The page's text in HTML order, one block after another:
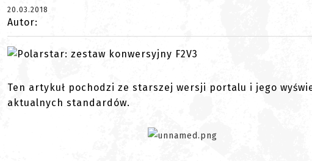
20.03.2018
Autor:
Ten artykuł pochodzi ze starszej wersji portalu i jego
aktualnych standardów.